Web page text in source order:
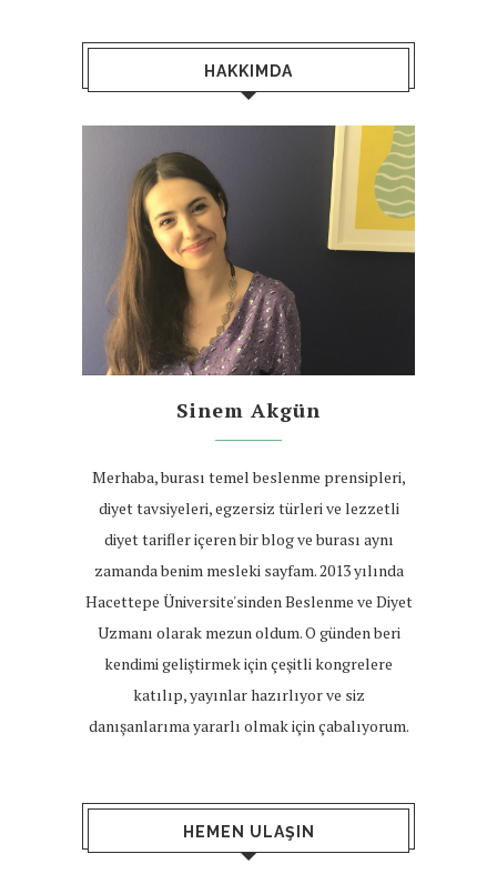
HAKKIMDA
Sinem Akgün
Merhaba, burası temel beslenme prensipleri,
diyet tavsiyeleri, egzersiz türleri ve lezzetli
diyet tarifler içeren bir blog ve burası aynı
zamanda benim mesleki sayfam. 2013 yılında
Hacettepe Üniversite'sinden Beslenme ve Diyet
Uzmanı olarak mezun oldum. O günden beri
kendimi geliştirmek için çeşitli kongrelere
katılıp, yayınlar hazırlıyor ve siz
danışanlarıma yararlı olmak için çabalıyorum.
HEMEN ULAŞIN